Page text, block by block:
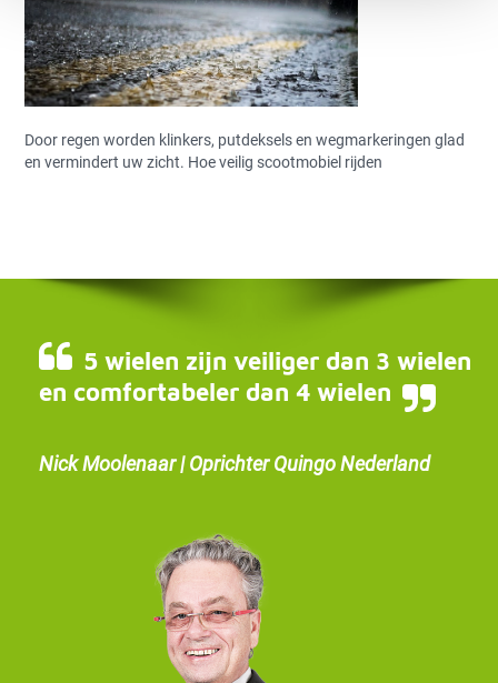
Door regen worden klinkers, putdeksels en wegmarkeringen glad
en vermindert uw zicht. Hoe veilig scootmobiel rijden
5 wielen zijn veiliger dan 3 wielen
en comfortabeler dan 4 wielen
Nick Moolenaar | Oprichter Quingo Nederland